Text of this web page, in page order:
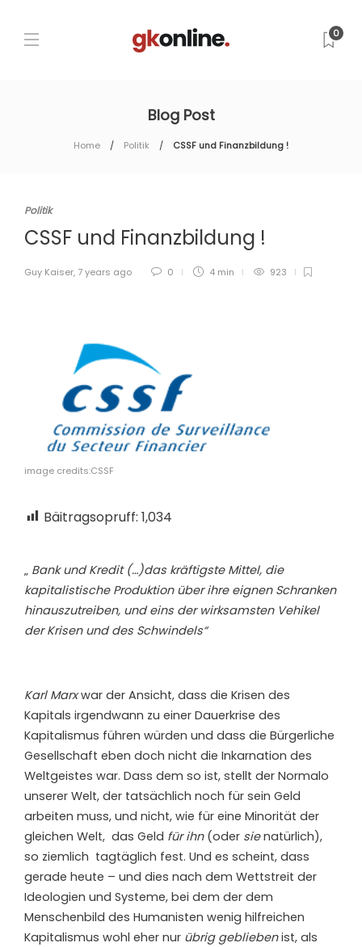
0
Blog Post
Home Politik CSSF und Finanzbildung !
Politik
CSSF und Finanzbildung !
Guy Kaiser, 7 years ago 0 4 min 923
image credits:CSSF
Bäitragsopruff: 1,034
„ Bank und Kredit (…)das kräftigste Mittel, die
kapitalistische Produktion über ihre eignen Schranken
hinauszutreiben, und eins der wirksamsten Vehikel
der Krisen und des Schwindels“
Karl Marxwar der Ansicht, dass die Krisen des
Kapitals irgendwann zu einer Dauerkrise des
Kapitalismus führen würden und dass die Bürgerliche
Gesellschaft eben doch nicht die Inkarnation des
Weltgeistes war. Dass dem so ist, stellt der Normalo
unserer Welt, der tatsächlich noch für sein Geld
arbeiten muss, und nicht, wie für eine Minorität der
gleichen Welt, das Geld für ihn(oder sienatürlich),
so ziemlich tagtäglich fest. Und es scheint, dass
gerade heute – und dies nach dem Wettstreit der
Ideologien und Systeme, bei dem der dem
Menschenbild des Humanisten wenig hilfreichen
Kapitalismus wohl eher nur übrig gebliebenist, als